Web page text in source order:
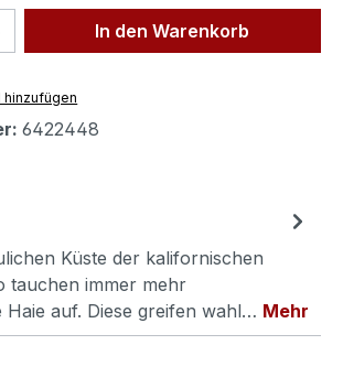
Gib den
In den Warenkorb
hinzufügen
6422448
Küste der kalifornischen
tauchen immer mehr
Haie auf. Diese greifen wahl… Mehr